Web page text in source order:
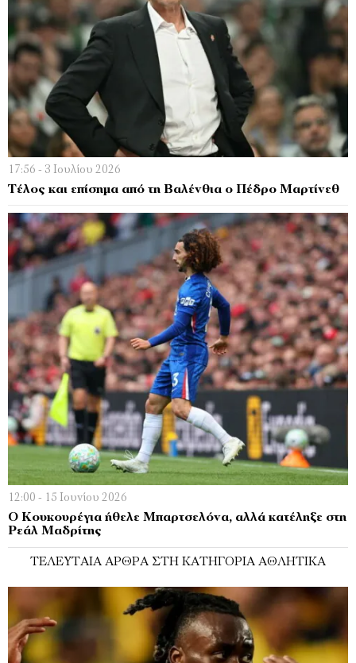
17:56 - 3 Ιουλίου 2026
Τέλος και επίσημα από τη Βαλένθια ο Πέδρο Μαρτίνεθ
12:00 - 15 Ιουνίου 2026
Ο Κουκουρέγια ήθελε Μπαρτσελόνα, αλλά κατέληξε στη
Ρεάλ Μαδρίτης
ΤΕΛΕΥΤΑΊΑ ΆΡΘΡΑ ΣΤΗ ΚΑΤΗΓΟΡΊΑ ΑΘΛΗΤΙΚΆ